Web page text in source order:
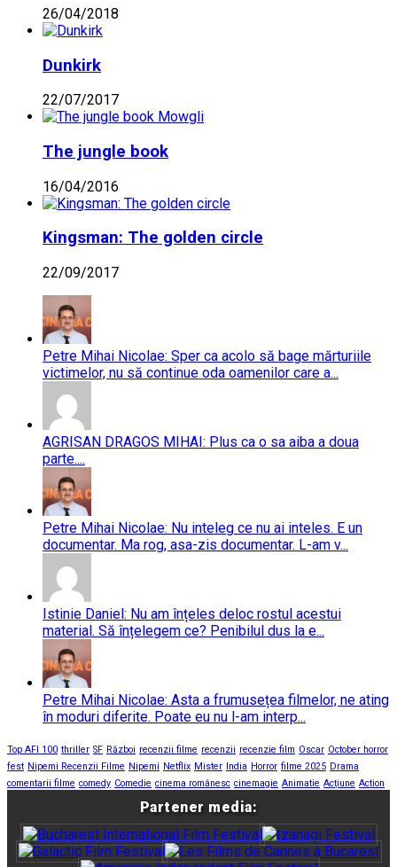
26/04/2018
Dunkirk
22/07/2017
The jungle book
16/04/2016
Kingsman: The golden circle
22/09/2017
Petre Mihai Nicolae: Sper ca acolo să bage mărturiile
victimelor, nu să continue oda oamenilor care a...
AGRISAN DRAGOS MIHAI: Plus ca o sa aiba a doua
parte....
Petre Mihai Nicolae: Nu inteleg ce nu ai inteles. E un
documentar. Ma rog, asa-zis documentar. L-am v...
Istinie Daniel: Nu am înțeles deloc rostul acestui
material. Să înțelegem ce? Penibilul dus la e...
Petre Mihai Nicolae: Asta a frumusețea filmelor, ne ating
în moduri diferite. Poate eu nu l-am interp...
Top AFI 100 thriller SF Război recenzii filme recenzii recenzie film Oscar October horror
fest Nipemi Recenzii Filme Nipemi Netflix Mister India Horror filme 2025 Drama
comentarii filme comedy Comedie cinema românesc cinemagie Animatie Acțiune Action
Partener media: